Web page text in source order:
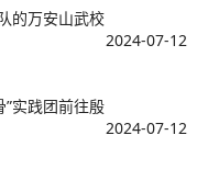
的万安山武校
2024-07-12
实践团前往殷
2024-07-12